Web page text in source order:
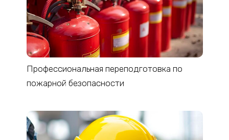
Профессиональная переподготовка по
пожарной безопасности